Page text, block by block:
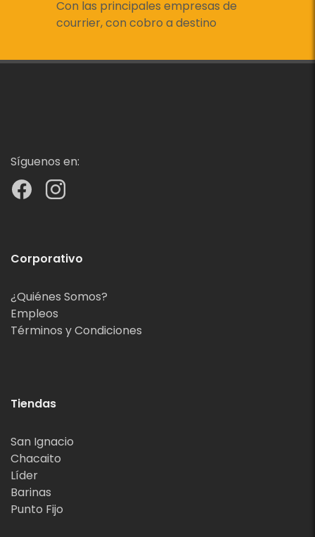
Con las principales empresas de
courrier, con cobro a destino
Síguenos en:
Corporativo
¿Quiénes Somos?
Empleos
Términos y Condiciones
Tiendas
San Ignacio
Chacaito
Líder
Barinas
Punto Fijo